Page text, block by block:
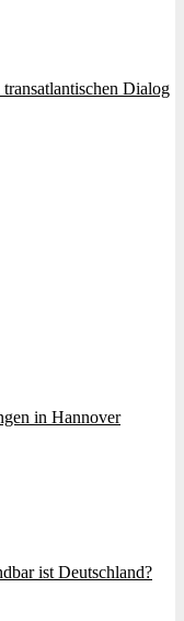
Dialog
in Hannover
ist Deutschland?